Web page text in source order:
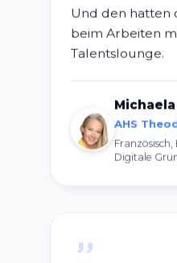
Und den hatten
beim Arbeiten
Talentslounge.
Michaela
AHS
Französisch,
Digitale